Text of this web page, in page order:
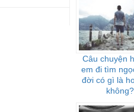
Câu chuyện
em đi tìm
đời có gì là
không?